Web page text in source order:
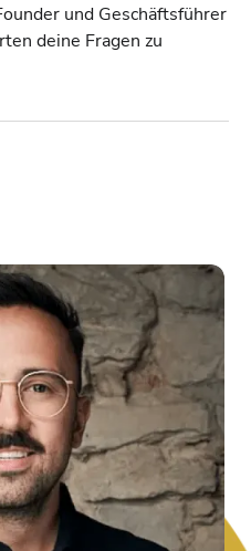
und Geschäftsführer
deine Fragen zu